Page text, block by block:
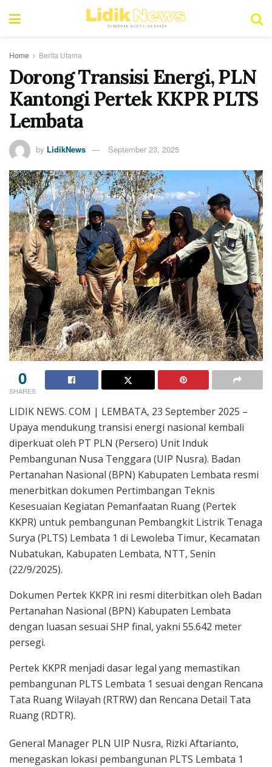
Home Berita Utama
Dorong Transisi Energi, PLN
Kantongi Pertek KKPR PLTS
Lembata
by LidikNews September 23, 2025
0
SHARES
LIDIK NEWS. COM | LEMBATA, 23 September 2025 –
Upaya mendukung transisi energi nasional kembali
diperkuat oleh PT PLN (Persero) Unit Induk
Pembangunan Nusa Tenggara (UIP Nusra). Badan
Pertanahan Nasional (BPN) Kabupaten Lembata resmi
menerbitkan dokumen Pertimbangan Teknis
Kesesuaian Kegiatan Pemanfaatan Ruang (Pertek
KKPR) untuk pembangunan Pembangkit Listrik Tenaga
Surya (PLTS) Lembata 1 di Lewoleba Timur, Kecamatan
Nubatukan, Kabupaten Lembata, NTT, Senin
(22/9/2025).
Dokumen Pertek KKPR ini resmi diterbitkan oleh Badan
Pertanahan Nasional (BPN) Kabupaten Lembata
dengan luasan sesuai SHP final, yakni 55.642 meter
persegi.
Pertek KKPR menjadi dasar legal yang memastikan
pembangunan PLTS Lembata 1 sesuai dengan Rencana
Tata Ruang Wilayah (RTRW) dan Rencana Detail Tata
Ruang (RDTR).
General Manager PLN UIP Nusra, Rizki Aftarianto,
menegaskan lokasi pembangunan PLTS Lembata 1